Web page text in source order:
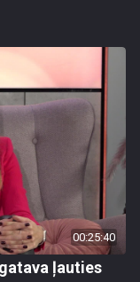
00:25:40
ļauties